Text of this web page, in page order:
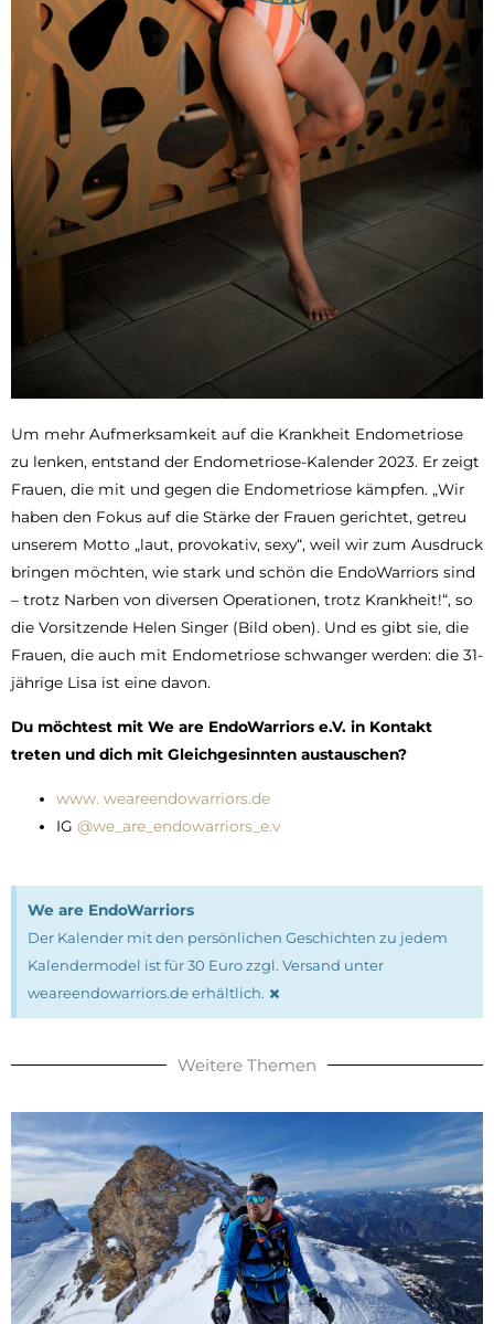
Um mehr Aufmerksamkeit auf die Krankheit Endometriose
zu lenken, entstand der Endometriose-Kalender 2023. Er zeigt
Frauen, die mit und gegen die Endometriose kämpfen. „Wir
haben den Fokus auf die Stärke der Frauen gerichtet, getreu
unserem Motto „laut, provokativ, sexy“, weil wir zum Ausdruck
bringen möchten, wie stark und schön die EndoWarriors sind
– trotz Narben von diversen Operationen, trotz Krankheit!“, so
die Vorsitzende Helen Singer (Bild oben). Und es gibt sie, die
Frauen, die auch mit Endometriose schwanger werden: die 31-
jährige Lisa ist eine davon.
Du möchtest mit We are EndoWarriors e.V. in Kontakt
treten und dich mit Gleichgesinnten austauschen?
www. weareendowarriors.de
IG@we_are_endowarriors_e.v
We are EndoWarriors
Der Kalender mit den persönlichen Geschichten zu jedem
Kalendermodel ist für 30 Euro zzgl. Versand unter
weareendowarriors.de erhältlich. ×
Weitere Themen